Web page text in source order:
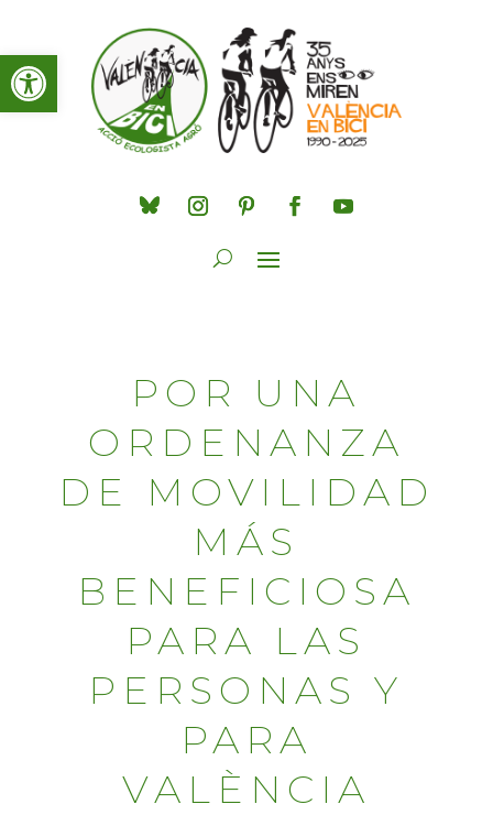
Obre la barra d'eines
POR UNA
ORDENANZA
DE MOVILIDAD
MÁS
BENEFICIOSA
PARA LAS
PERSONAS Y
PARA
VALÈNCIA